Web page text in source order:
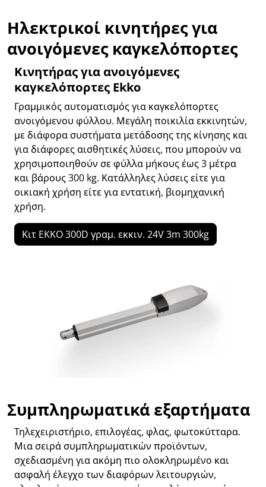
Ηλεκτρικοί κινητήρες για
ανοιγόμενες καγκελόπορτες
Κινητήρας για ανοιγόμενες
καγκελόπορτες Ekko
Γραμμικός αυτοματισμός για καγκελόπορτες
ανοιγόμενου φύλλου. Μεγάλη ποικιλία εκκινητών,
με διάφορα συστήματα μετάδοσης της κίνησης και
για διάφορες αισθητικές λύσεις, που μπορούν να
χρησιμοποιηθούν σε φύλλα μήκους έως 3 μέτρα
και βάρους 300 kg. Κατάλληλες λύσεις είτε για
οικιακή χρήση είτε για εντατική, βιομηχανική
χρήση.
Κιτ EKKO 300D γραμ. εκκιν. 24V 3m 300kg
Συμπληρωματικά εξαρτήματα
Τηλεχειριστήριο, επιλογέας, φλας, φωτοκύτταρα.
Μια σειρά συμπληρωματικών προϊόντων,
σχεδιασμένη για ακόμη πιο ολοκληρωμένο και
ασφαλή έλεγχο των διαφόρων λειτουργιών,